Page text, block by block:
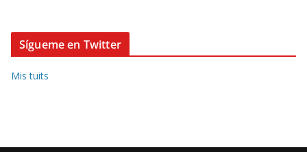
Sígueme en Twitter
Mis tuits